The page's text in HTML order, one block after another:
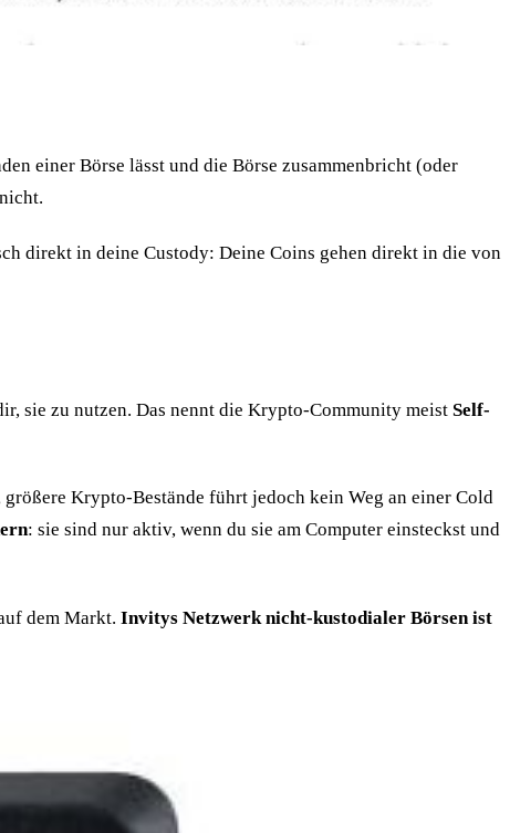
einer Börse lässt und die Börse zusammenbricht (oder
direkt in deine Custody: Deine Coins gehen direkt in die von
sie zu nutzen. Das nennt die Krypto-Community meist Self-
Krypto-Bestände führt jedoch kein Weg an einer Cold
: sie sind nur aktiv, wenn du sie am Computer einsteckst und
dem Markt. Invitys Netzwerk nicht-kustodialer Börsen ist